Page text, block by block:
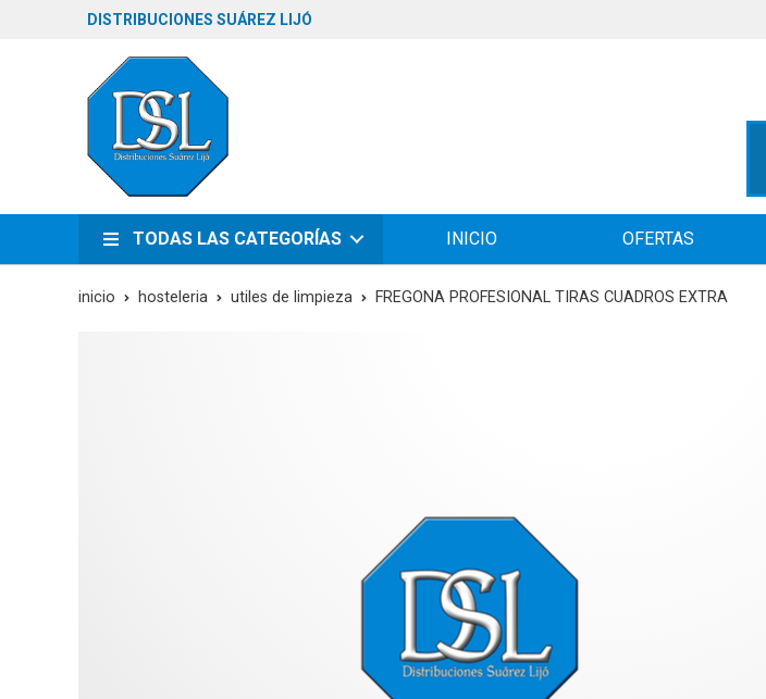
DISTRIBUCIONES SUÁREZ LIJÓ
TODAS LAS CATEGORÍAS INICIO OFERTAS
inicio hosteleria utiles de limpieza FREGONA PROFESIONAL TIRAS CUADROS EXTRA